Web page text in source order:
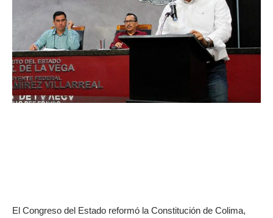
El Congreso del Estado reformó la Constitución de Colima,